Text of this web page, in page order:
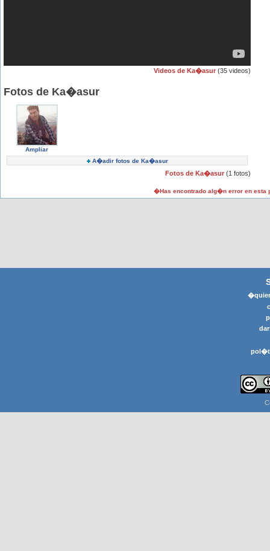
Videos de Ka�asur (35 videos)
Fotos de Ka�asur
Ampliar
A�adir fotos de Ka�asur
Fotos de Ka�asur (1 fotos)
�Has encontrado alg�n error en esta